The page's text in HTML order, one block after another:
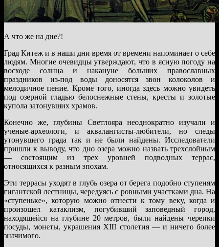
А что же на дне?!
Град Китеж и в наши дни время от времени напоминает о себе
людям. Многие очевидцы утверждают, что в ясную погоду на
восходе солнца и накануне больших православных
праздников из-под воды доносятся звон колоколов и
мелодичное пение. Кроме того, иногда здесь можно увидеть
под озерной гладью белоснежные стены, кресты и золотые
купола затонувших храмов.
Конечно же, глубины Светлояра неоднократно изучали и
ученые-археологи, и аквалангисты-любители, но следы
утонувшего града так и не были найдены. Исследователи
пришли к выводу, что дно озера можно назвать трехслойным
— состоящим из трех уровней подводных террас,
относящихся к разным эпохам.
Эти террасы уходят в глубь озера от берега подобно ступеням
гигантской лестницы, чередуясь с ровными участками дна. На
«ступеньке», которую можно отнести к тому веку, когда и
произошел катаклизм, погубивший заповедный город,
находящейся на глубине 20 метров, были найдены черепки
посуды, монеты, украшения XIII столетия — и ничего более
значимого.